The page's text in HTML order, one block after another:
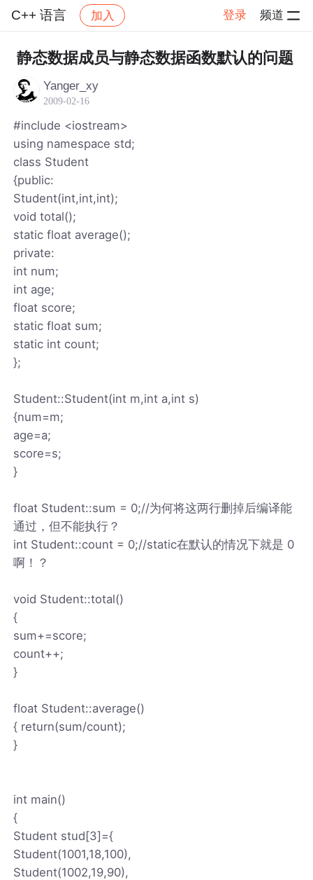
C++ 语言 加入 登录 频道
社区 C++ 语言 帖子详情
静态数据成员与静态数据函数默认的问题
Yanger_xy
2009-02-16
#include <iostream>
using namespace std;
class Student
{public:
Student(int,int,int);
void total();
static float average();
private:
int num;
int age;
float score;
static float sum;
static int count;
};
Student::Student(int m,int a,int s)
{num=m;
age=a;
score=s;
}
float Student::sum = 0;//为何将这两行删掉后编译能
通过，但不能执行？
int Student::count = 0;//static在默认的情况下就是 0
啊！？
void Student::total()
{
sum+=score;
count++;
}
float Student::average()
{ return(sum/count);
}
int main()
{
Student stud[3]={
Student(1001,18,100),
Student(1002,19,90),